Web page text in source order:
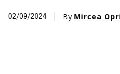
02/09/2024 By Mircea